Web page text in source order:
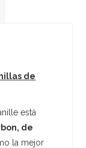
de
está
de
la mejor